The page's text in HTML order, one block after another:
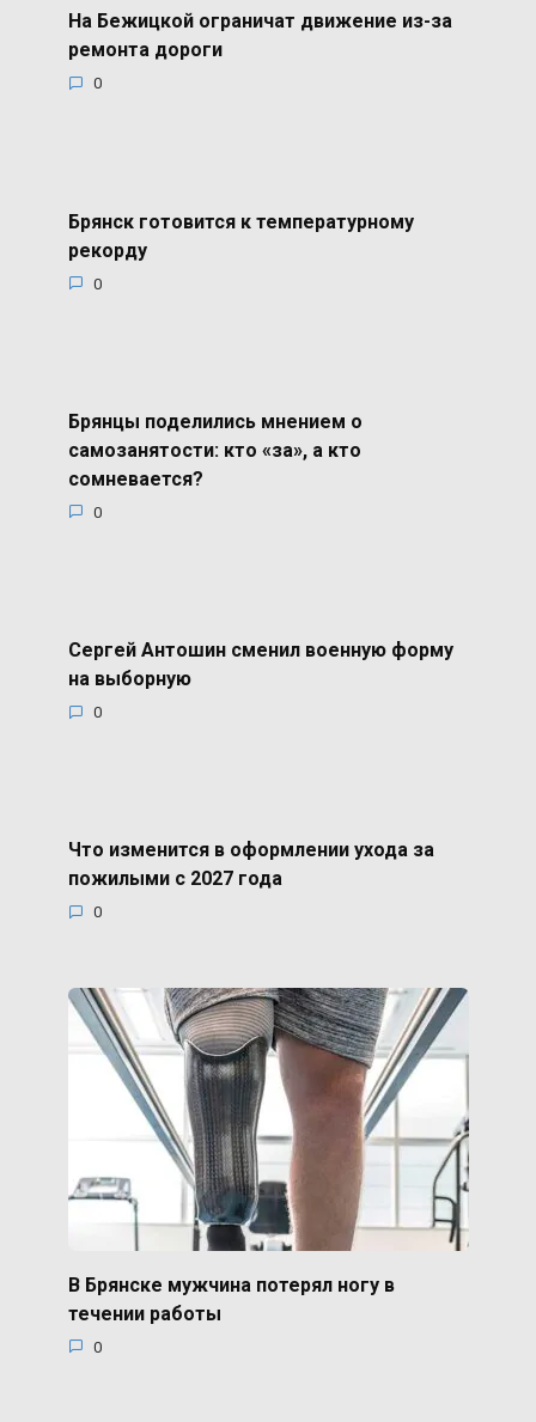
На Бежицкой ограничат движение из-за
ремонта дороги
0
Брянск готовится к температурному
рекорду
0
Брянцы поделились мнением о
самозанятости: кто «за», а кто
сомневается?
0
Сергей Антошин сменил военную форму
на выборную
0
Что изменится в оформлении ухода за
пожилыми с 2027 года
0
В Брянске мужчина потерял ногу в
течении работы
0